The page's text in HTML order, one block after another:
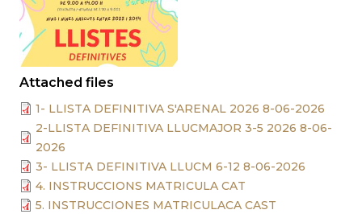
Attached files
1- LLISTA DEFINITIVA S'ARENAL 2026 8-06-2026
2-LLISTA DEFINITIVA LLUCMAJOR 3-5 2026 8-06-
2026
3- LLISTA DEFINITIVA LLUCM 6-12 8-06-2026
4. INSTRUCCIONS MATRICULA CAT
5. INSTRUCCIONES MATRICULACA CAST